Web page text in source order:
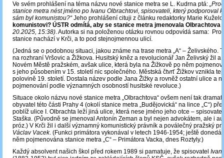
Ve svém prohlášení na téma názvu nové stanice metra se L. Kudrna ptá:
stanice metra nést jméno po Ivanu Olbrachtovi, spisovateli, který podporoval
sám byl komunistou?“Jeho prohlášení cituji z článku redaktorky Marie
komunistovi? ÚSTR odmítá, aby se stanice metra jmenovala Olbrachtova
20.2025, 15:38). Autorka si na položenou otázku rovnou odpovídá sama:
stanice nachází v Krči, a to pod stejnojmennou ulicí.
(Jedná se o podobnou situaci, jakou známe na trase metra „A“ – Želivského.
na rozhraní Vršovic a Žižkova. Husitský kněz a revolucionář Jan Želivský žil a
Novém Městě pražském, avšak ulice, která byla na Žižkově po něm
s jeho působením v 15. století nic společného. Městská čtvrť Žižkov vznikla
polovině 19. století. Dostala název podle Jana Žižky a rovněž ostatní ulice a
pojmenování podle významných osobností husitské revoluce.)
Situace okolo názvu nové stanice metra „Olbrachtova“ ovšem není tak
obyvatel této části Prahy 4 (okolí stanice metra „Budějovická“ na lince „C“)
poblíž ulice I. Olbrachta leží jiná ulice, která nese jméno jeho otce –
Staška. (Původně se jmenoval Antonín Zeman a byl nejen advokátem, ale i
próz.) V Krči žil i další významný komunistický právník a poválečný pražský
Václav Vacek. (Funkci primátora vykonával v letech 1946-1954; ještě
něm pojmenována stanice metra „C“ – Primátora Vacka, dnes Roztyly.)
Každý absolvent našich škol před rokem 1989 si pamatuje, že spisovatel Ivan